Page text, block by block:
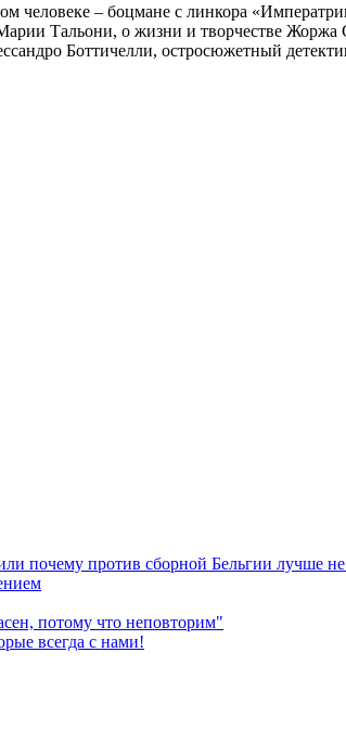
человеке – боцмане с линкора
Тальони, о жизни и творчестве
Боттичелли, остросюжетный
почему против сборной Бельгии лучше не
потому что неповторим"
всегда с нами!